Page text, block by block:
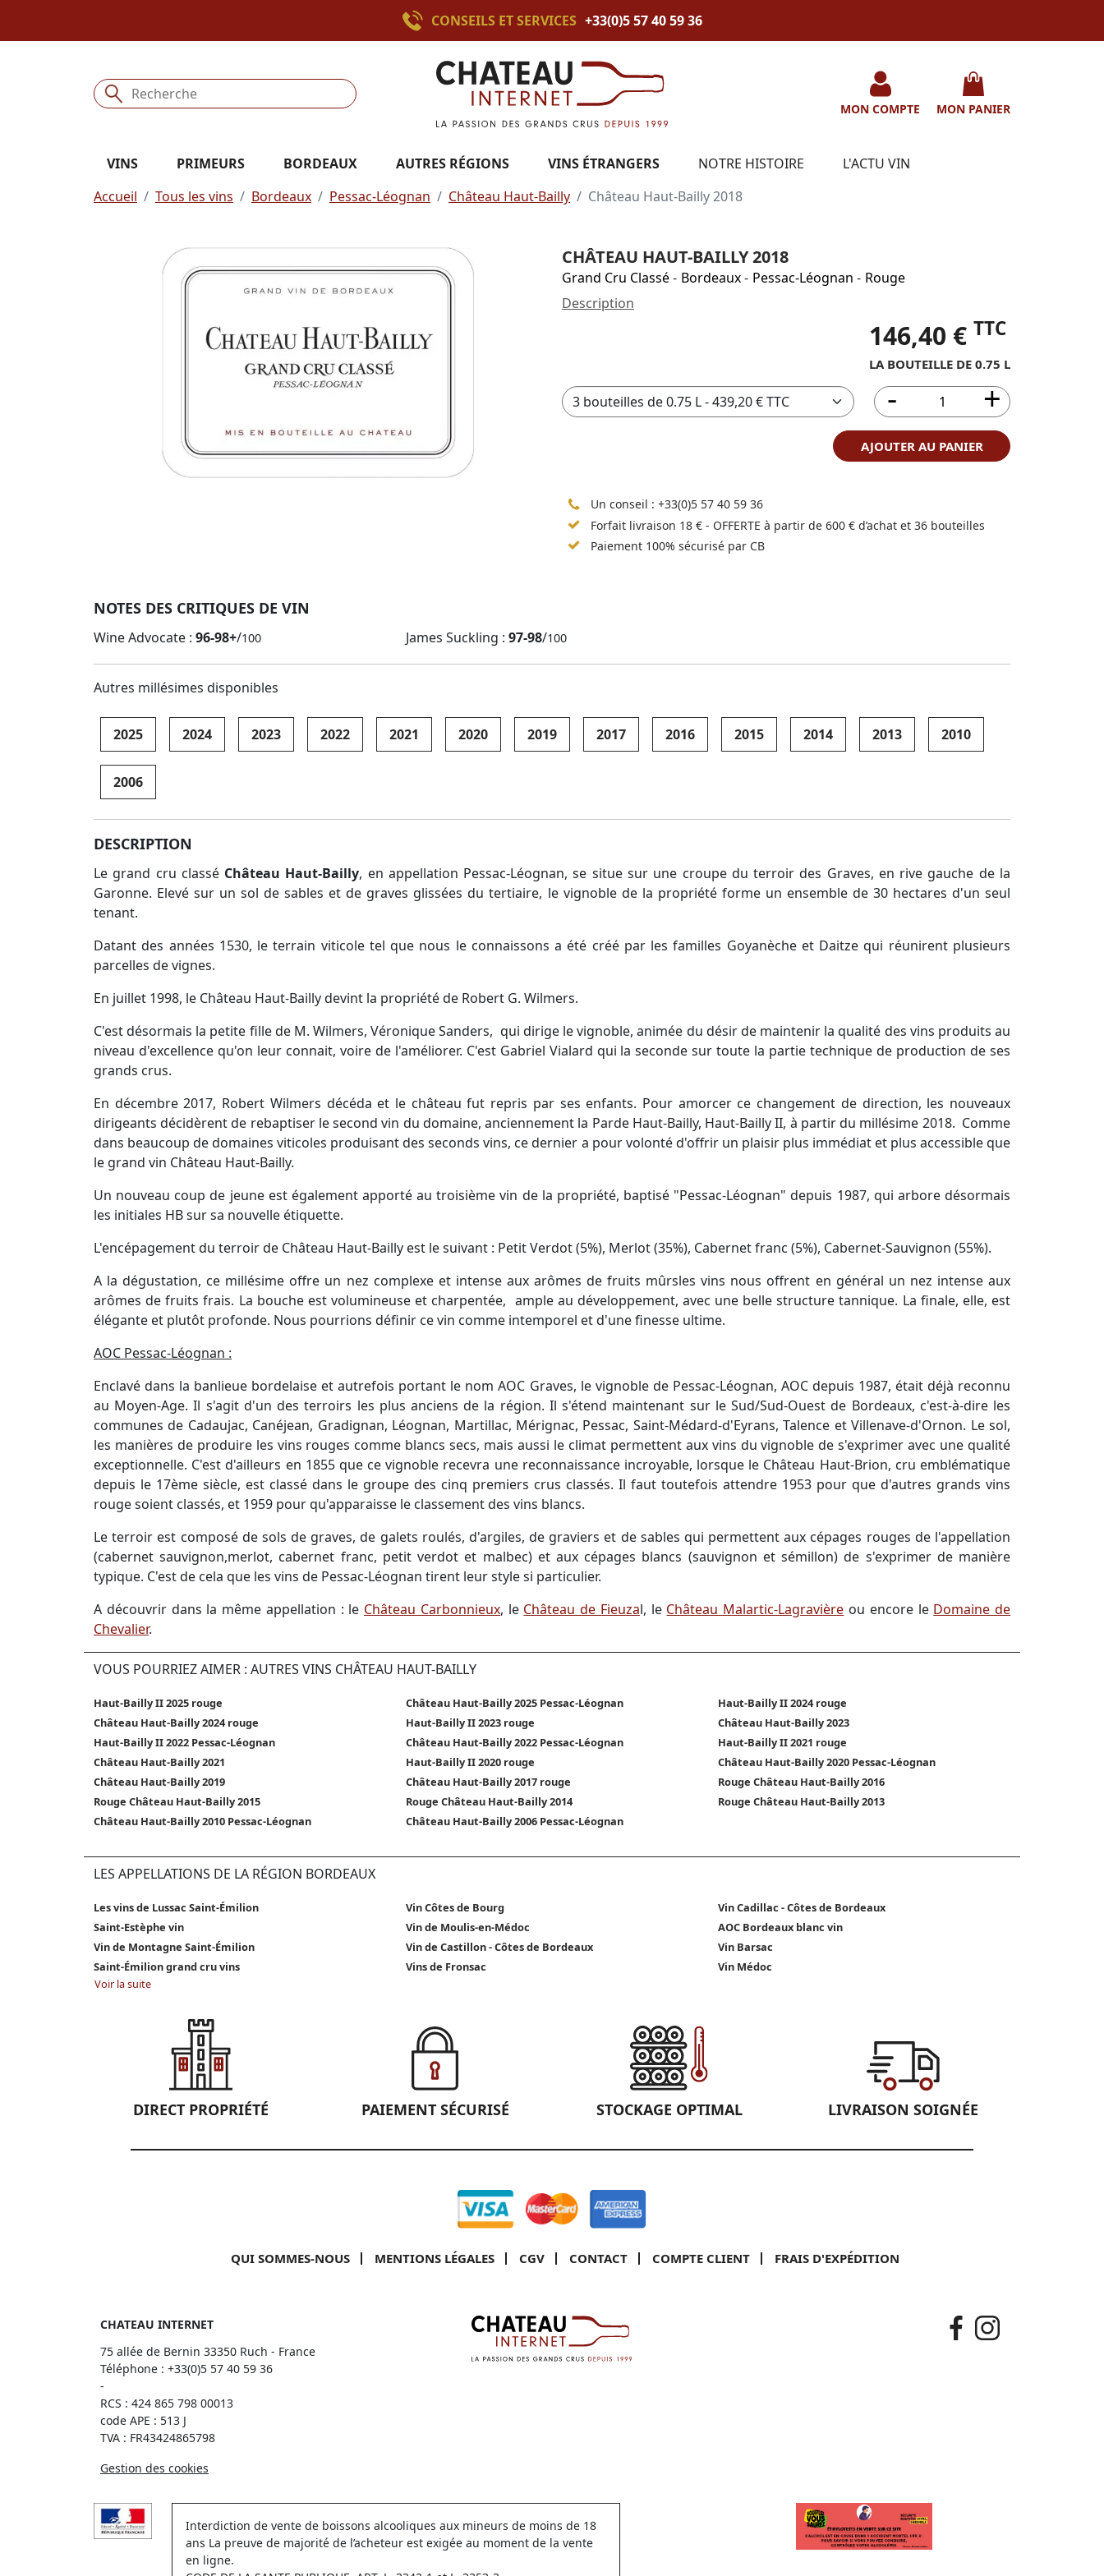
CONSEILS ET SERVICES +33(0)5 57 40 59 36
MON COMPTE MON PANIER
VINS PRIMEURS BORDEAUX AUTRES RÉGIONS VINS ÉTRANGERS NOTRE HISTOIRE
L'ACTU VIN
Accueil
Tous les vins Bordeaux Pessac-Léognan Château Haut-Bailly Château Haut-Bailly 2018
CHÂTEAU HAUT-BAILLY 2018
Grand Cru Classé- Bordeaux- Pessac-Léognan - Rouge
Description
146,40 € TTC
LA BOUTEILLE DE 0.75 L
AJOUTER AU PANIER
Un conseil : +33(0)5 57 40 59 36
Forfait livraison 18 € - OFFERTE à partir de 600 € d’achat et 36 bouteilles
Paiement 100% sécurisé par CB
NOTES DES CRITIQUES DE VIN
Wine Advocate : 96-98+/100 James Suckling : 97-98/100
Autres millésimes disponibles
2025 2024 2023 2022 2021 2020 2019 2017 2016 2015 2014 2013 2010
2006
DESCRIPTION
Le grand cru classé Château Haut-Bailly, en appellation Pessac-Léognan, se situe sur une croupe du terroir des Graves, en rive gauche de la
Garonne. Elevé sur un sol de sables et de graves glissées du tertiaire, le vignoble de la propriété forme un ensemble de 30 hectares d'un seul
tenant.
Datant des années 1530, le terrain viticole tel que nous le connaissons a été créé par les familles Goyanèche et Daitze qui réunirent plusieurs
parcelles de vignes.
En juillet 1998, le Château Haut-Bailly devint la propriété de Robert G. Wilmers.
C'est désormais la petite fille de M. Wilmers, Véronique Sanders, qui dirige le vignoble, animée du désir de maintenir la qualité des vins produits au
niveau d'excellence qu'on leur connait, voire de l'améliorer. C'est Gabriel Vialard qui la seconde sur toute la partie technique de production de ses
grands crus.
En décembre 2017, Robert Wilmers décéda et le château fut repris par ses enfants. Pour amorcer ce changement de direction, les nouveaux
dirigeants décidèrent de rebaptiser le second vin du domaine, anciennement la Parde Haut-Bailly, Haut-Bailly II, à partir du millésime 2018. Comme
dans beaucoup de domaines viticoles produisant des seconds vins, ce dernier a pour volonté d'offrir un plaisir plus immédiat et plus accessible que
le grand vin Château Haut-Bailly.
Un nouveau coup de jeune est également apporté au troisième vin de la propriété, baptisé "Pessac-Léognan" depuis 1987, qui arbore désormais
les initiales HB sur sa nouvelle étiquette.
L'encépagement du terroir de Château Haut-Bailly est le suivant : Petit Verdot (5%), Merlot (35%), Cabernet franc (5%), Cabernet-Sauvignon (55%).
A la dégustation, ce millésime offre un nez complexe et intense aux arômes de fruits mûrsles vins nous offrent en général un nez intense aux
arômes de fruits frais. La bouche est volumineuse et charpentée, ample au développement, avec une belle structure tannique. La finale, elle, est
élégante et plutôt profonde. Nous pourrions définir ce vin comme intemporel et d'une finesse ultime.
AOC Pessac-Léognan :
Enclavé dans la banlieue bordelaise et autrefois portant le nom AOC Graves, le vignoble de Pessac-Léognan, AOC depuis 1987, était déjà reconnu
au Moyen-Age. Il s'agit d'un des terroirs les plus anciens de la région. Il s'étend maintenant sur le Sud/Sud-Ouest de Bordeaux, c'est-à-dire les
communes de Cadaujac, Canéjean, Gradignan, Léognan, Martillac, Mérignac, Pessac, Saint-Médard-d'Eyrans, Talence et Villenave-d'Ornon. Le sol,
les manières de produire les vins rouges comme blancs secs, mais aussi le climat permettent aux vins du vignoble de s'exprimer avec une qualité
exceptionnelle. C'est d'ailleurs en 1855 que ce vignoble recevra une reconnaissance incroyable, lorsque le Château Haut-Brion, cru emblématique
depuis le 17ème siècle, est classé dans le groupe des cinq premiers crus classés. Il faut toutefois attendre 1953 pour que d'autres grands vins
rouge soient classés, et 1959 pour qu'apparaisse le classement des vins blancs.
Le terroir est composé de sols de graves, de galets roulés, d'argiles, de graviers et de sables qui permettent aux cépages rouges de l'appellation
(cabernet sauvignon,merlot, cabernet franc, petit verdot et malbec) et aux cépages blancs (sauvignon et sémillon) de s'exprimer de manière
typique. C'est de cela que les vins de Pessac-Léognan tirent leur style si particulier.
A découvrir dans la même appellation : le Château Carbonnieux, le Château de Fieuzal, le Château Malartic-Lagravière ou encore le Domaine de
Chevalier.
VOUS POURRIEZ AIMER : AUTRES VINS CHÂTEAU HAUT-BAILLY
Haut-Bailly II 2025 rouge Château Haut-Bailly 2025 Pessac-Léognan
Haut-Bailly II 2024 rouge
Château Haut-Bailly 2024 rouge
Haut-Bailly II 2023 rouge
Château Haut-Bailly 2023
Haut-Bailly II 2022 Pessac-Léognan
Château Haut-Bailly 2022 Pessac-Léognan
Haut-Bailly II 2021 rouge
Château Haut-Bailly 2021
Haut-Bailly II 2020 rouge
Château Haut-Bailly 2020 Pessac-Léognan
Château Haut-Bailly 2019
Château Haut-Bailly 2017 rouge
Rouge Château Haut-Bailly 2016
Rouge Château Haut-Bailly 2015
Rouge Château Haut-Bailly 2014
Rouge Château Haut-Bailly 2013
Château Haut-Bailly 2010 Pessac-Léognan
Château Haut-Bailly 2006 Pessac-Léognan
LES APPELLATIONS DE LA RÉGION BORDEAUX
Les vins de Lussac Saint-Émilion Vin Côtes de Bourg
Vin Cadillac - Côtes de Bordeaux
Saint-Estèphe vin
Vin de Moulis-en-Médoc
AOC Bordeaux blanc vin
Vin de Montagne Saint-Émilion
Vin de Castillon - Côtes de Bordeaux
Vin Barsac
Saint-Émilion grand cru vins
Vins de Fronsac
Vin Médoc
Voir la suite
DIRECT PROPRIÉTÉ PAIEMENT SÉCURISÉ STOCKAGE OPTIMAL LIVRAISON SOIGNÉE
QUI SOMMES-NOUS MENTIONS LÉGALES CGV CONTACT COMPTE CLIENT FRAIS D'EXPÉDITION
CHATEAU INTERNET
75 allée de Bernin 33350 Ruch - France
Téléphone : +33(0)5 57 40 59 36
-
RCS : 424 865 798 00013
code APE : 513 J
TVA : FR43424865798
Gestion des cookies
Interdiction de vente de boissons alcooliques aux mineurs de moins de 18
ans La preuve de majorité de l’acheteur est exigée au moment de la vente
en ligne.